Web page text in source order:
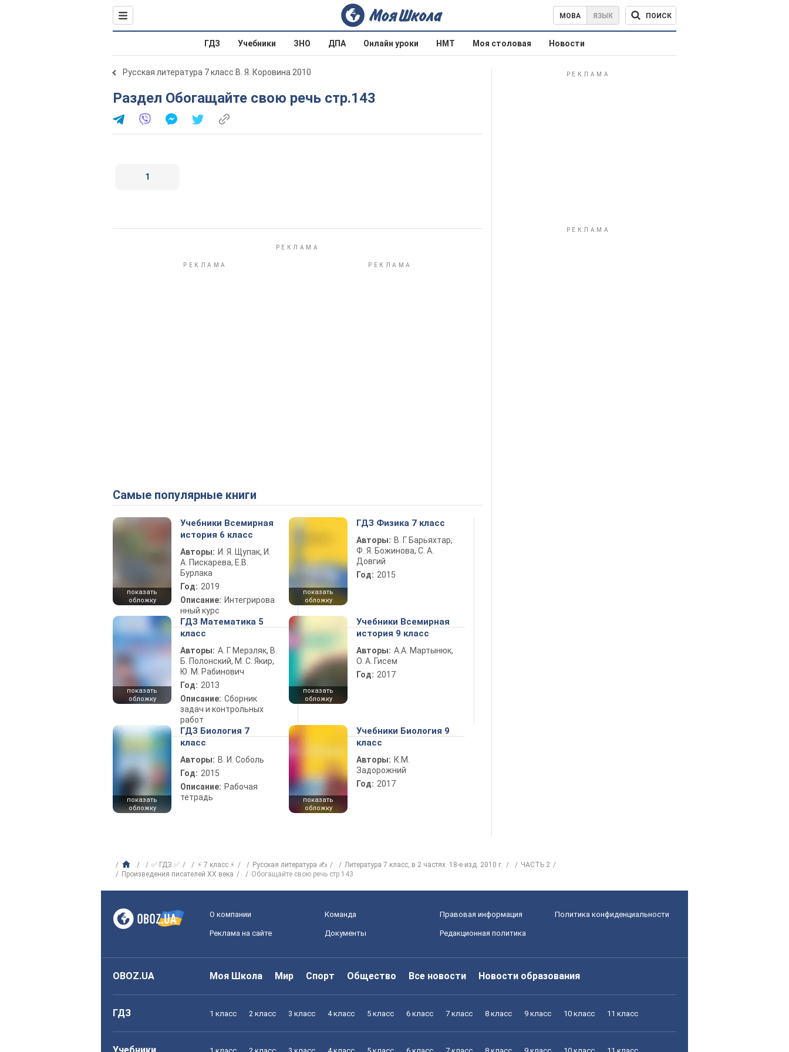
МОВА ЯЗЫК ПОИСК
ГДЗ Учебники ЗНО ДПА Онлайн уроки НМТ Моя столовая Новости
Русская литература 7 класс В. Я. Коровина 2010
Раздел Обогащайте свою речь стр.143
1
Самые популярные книги
показать
обложку
Учебники Всемирная
история 6 класс
Авторы: И. Я. Щупак, И.
А. Пискарева, Е.В.
Бурлака
Год: 2019
Описание: Интегрирова
нный курс
показать
обложку
ГДЗ Физика 7 класс
Авторы: В. Г. Барьяхтар,
Ф. Я. Божинова, С. А.
Довгий
Год: 2015
показать
обложку
ГДЗ Математика 5
класс
Авторы: А. Г. Мерзляк, В.
Б. Полонский, М. С. Якир,
Ю. М. Рабинович
Год: 2013
Описание: Сборник
задач и контрольных
работ
показать
обложку
Учебники Всемирная
история 9 класс
Авторы: А.А. Мартынюк,
О. А. Гисем
Год: 2017
показать
обложку
ГДЗ Биология 7
класс
Авторы: В. И. Соболь
Год: 2015
Описание: Рабочая
тетрадь
показать
обложку
Учебники Биология 9
класс
Авторы: К.М.
Задорожний
Год: 2017
✅ ГДЗ ✅ ⚡ 7 класс ⚡ Русская литература ✍ Литература 7 класс, в 2 частях. 18-е изд. 2010 г.
ЧАСТЬ 2
Произвeдения писателей XX века
Обогащайте свою речь стр.143
О компании Команда Правовая информация Политика конфиденциальности
Реклама на сайте Документы Редакционная политика
OBOZ.UA Моя Школа Мир Спорт Общество Все новости Новости образования
ГДЗ 1 класс 2 класс 3 класс 4 класс 5 класс 6 класс 7 класс 8 класс 9 класс 10 класс 11 класс